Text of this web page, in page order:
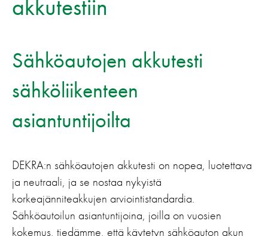
akkutestiin
Sähköautojen akkutesti
sähköliikenteen
asiantuntijoilta
DEKRA:n sähköautojen akkutesti on nopea, luotettava
ja neutraali, ja se nostaa nykyistä
korkeajänniteakkujen arviointistandardia.
Sähköautoilun asiantuntijoina, joilla on vuosien
kokemus, tiedämme, että käytetyn sähköauton akun